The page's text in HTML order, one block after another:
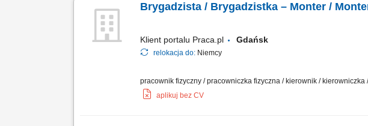
Brygadzista / Brygadzistka – Monter /
Klient portalu Praca.pl Gdańsk
relokacja do: Niemcy
pracownik fizyczny / pracowniczka fizyczna / kierownik /
aplikuj bez CV